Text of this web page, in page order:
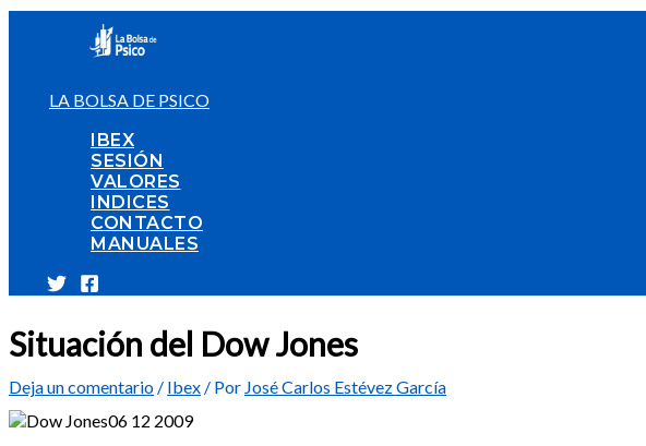
LA BOLSA DE PSICO
IBEX
SESIÓN
VALORES
INDICES
CONTACTO
MANUALES
Situación del Dow Jones
Deja un comentario / Ibex / Por José Carlos Estévez García